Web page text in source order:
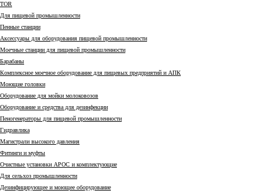
TOR
Для пищевой промышленности
Пенные станции
Аксессуары для оборудования пищевой промышленности
Моечные станции для пищевой промышленности
Барабаны
Комплексное моечное оборудование для пищевых предприятий и АПК
Моющие головки
Оборудование для мойки молоковозов
Оборудование и средства для дезинфекции
Пеногенераторы для пищевой промышленности
Гидравлика
Магистрали высокого давления
Фитинги и муфты
Очистные установки АРОС и комплектующие
Для сельхоз промышленности
Дезинфицирующее и моющее оборудование